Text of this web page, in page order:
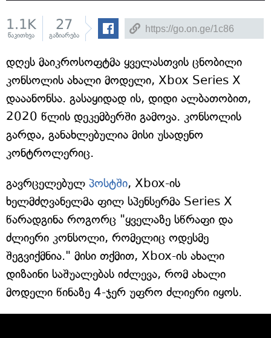
1.1K
წაკითხვა
27
გაზიარება
დღეს მაიკროსოფტმა ყველასთვის ცნობილი
კონსოლის ახალი მოდელი, Xbox Series X
დააანონსა. გასაყიდად ის, დიდი ალბათობით,
2020 წლის დეკემბერში გამოვა. კონსოლის
გარდა, განახლებულია მისი უსადენო
კონტროლერიც.
გავრცელებულ პოსტში, Xbox-ის
ხელმძღვანელმა ფილ სპენსერმა Series X
წარადგინა როგორც "ყველაზე სწრაფი და
ძლიერი კონსოლი, რომელიც ოდესმე
შეგვიქმნია." მისი თქმით, Xbox-ის ახალი
დიზაინი საშუალებას იძლევა, რომ ახალი
მოდელი წინაზე 4-ჯერ უფრო ძლიერი იყოს.